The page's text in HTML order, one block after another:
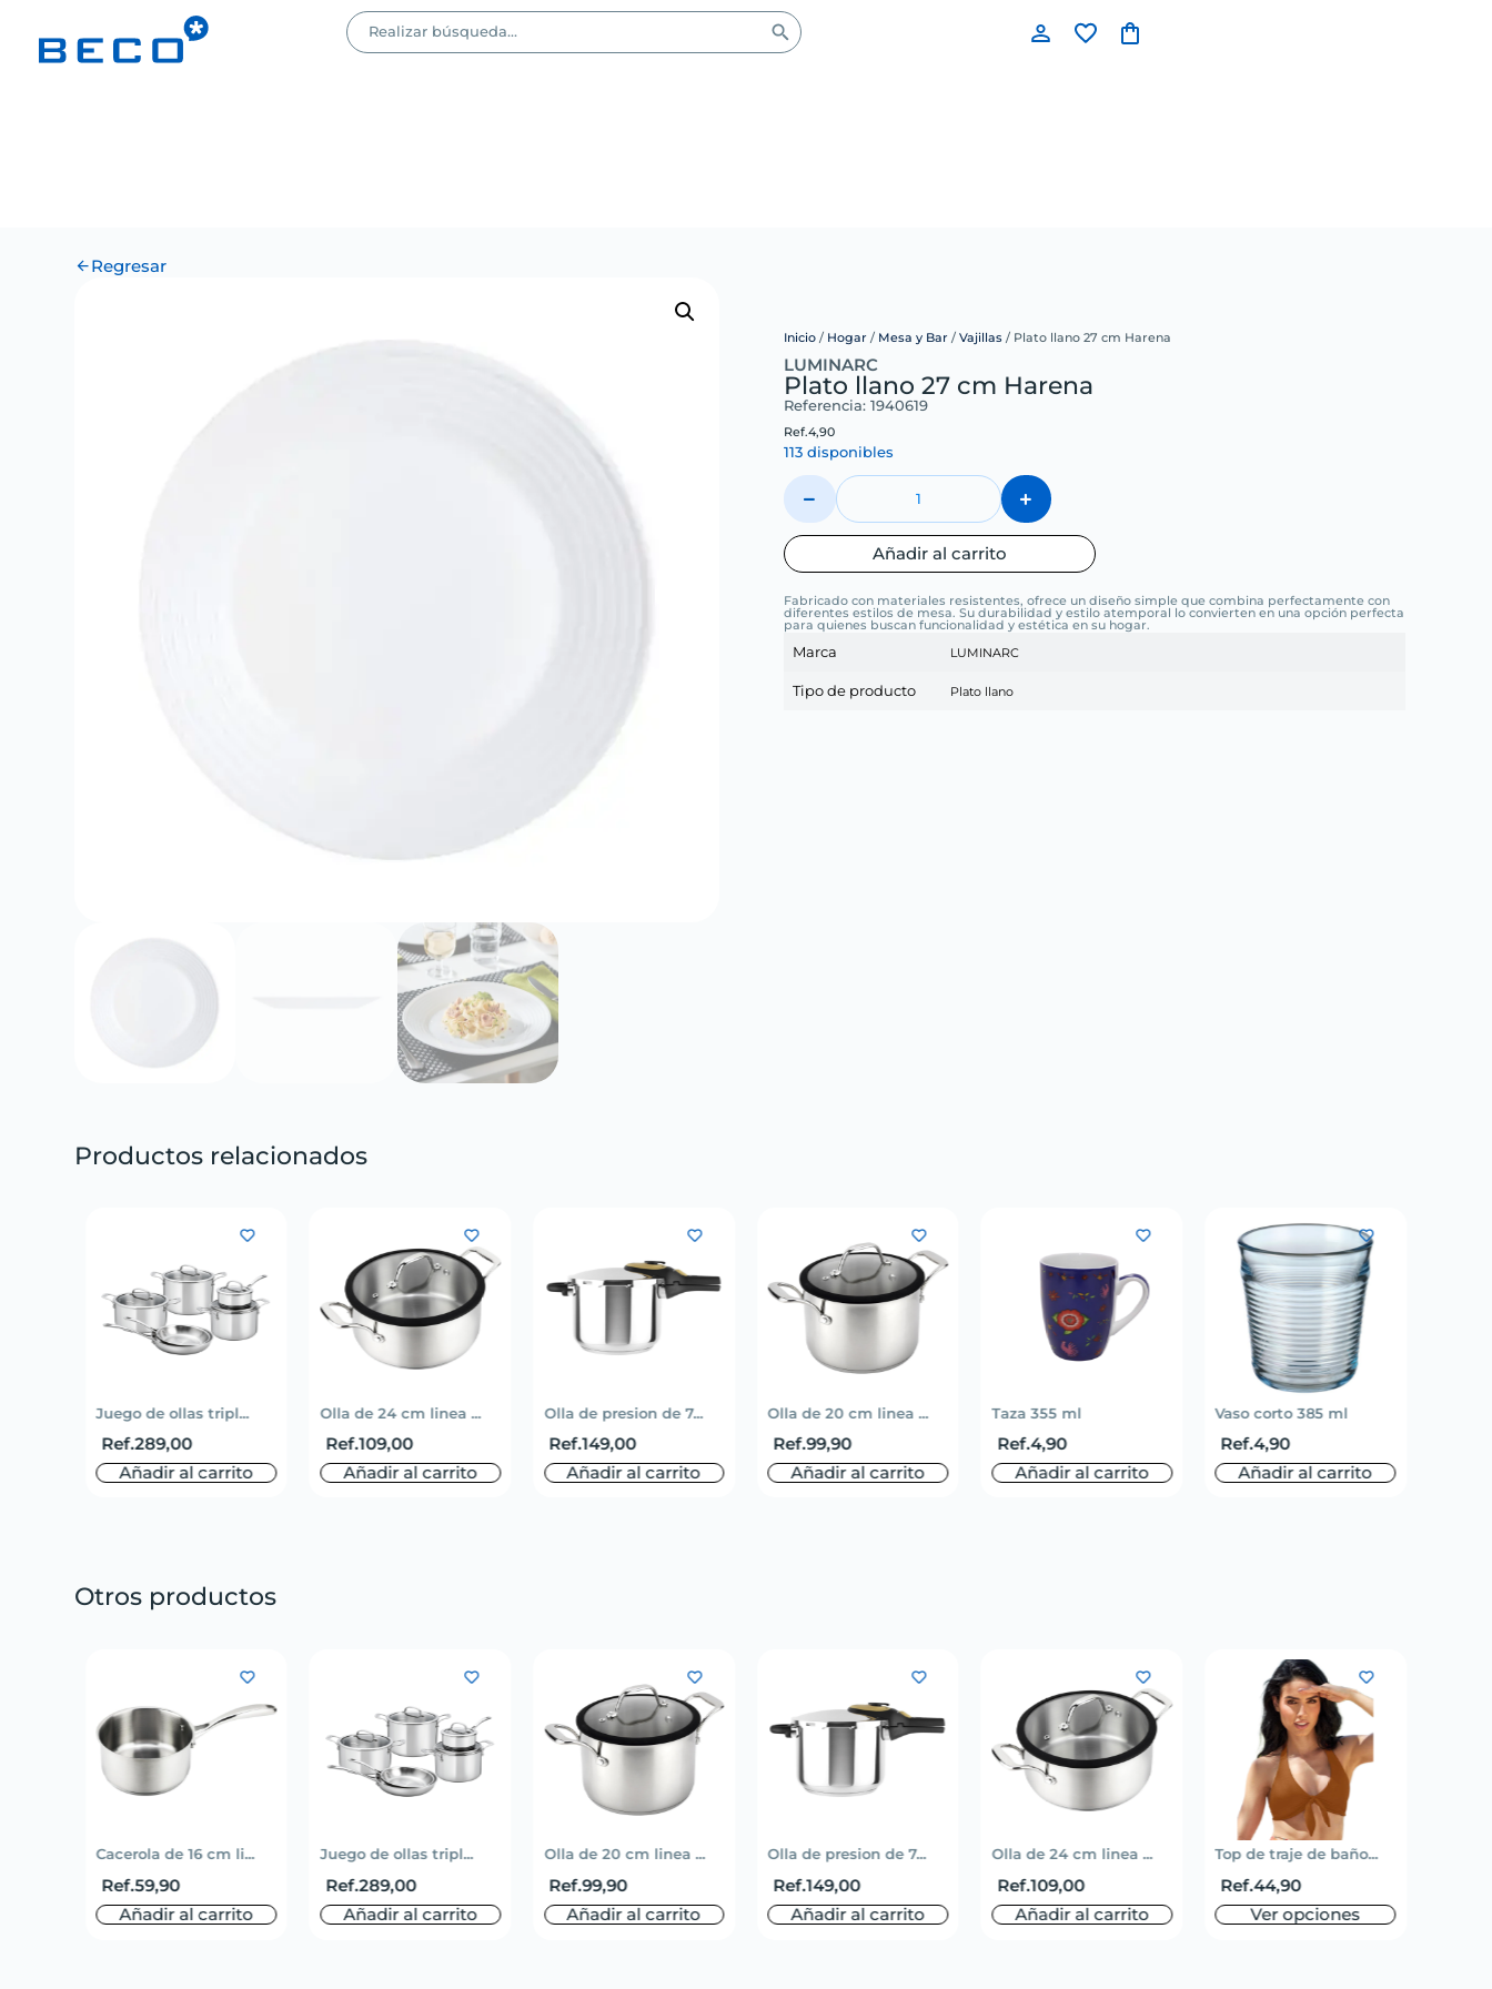
Regresar
Inicio / Hogar / Mesa y Bar /Vajillas / Plato llano 27 cm Harena
LUMINARC
Plato llano 27 cm Harena
Referencia: 1940619
Ref.4,90
113 disponibles
Añadir al carrito
Fabricado con materiales resistentes, ofrece un diseño simple que combina perfectamente con
diferentes estilos de mesa. Su durabilidad y estilo atemporal lo convierten en una opción perfecta
para quienes buscan funcionalidad y estética en su hogar.
Marca LUMINARC
Tipo de producto Plato llano
Productos relacionados
Juego de ollas tripl...
Ref.289,00
Añadir al carrito
Olla de 24 cm linea ...
Ref.109,00
Añadir al carrito
Olla de presion de 7...
Ref.149,00
Añadir al carrito
Olla de 20 cm linea ...
Ref.99,90
Añadir al carrito
Taza 355 ml
Ref.4,90
Añadir al carrito
Vaso corto 385 ml
Ref.4,90
Añadir al carrito
Otros productos
Cacerola de 16 cm li...
Ref.59,90
Añadir al carrito
Juego de ollas tripl...
Ref.289,00
Añadir al carrito
Olla de 20 cm linea ...
Ref.99,90
Añadir al carrito
Olla de presion de 7...
Ref.149,00
Añadir al carrito
Olla de 24 cm linea ...
Ref.109,00
Añadir al carrito
Top de traje de baño...
Ref.44,90
Ver opciones